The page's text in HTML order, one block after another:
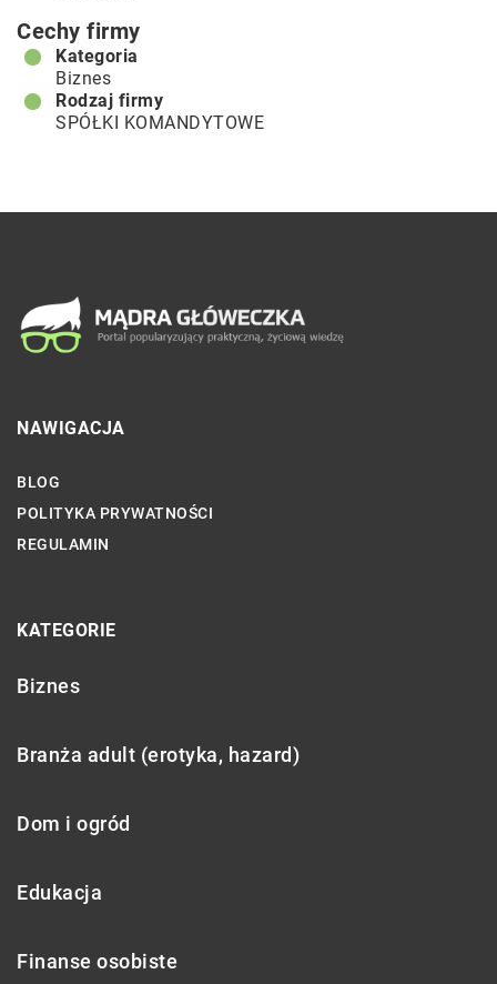
Cechy firmy
Kategoria
Biznes
Rodzaj firmy
SPÓŁKI KOMANDYTOWE
NAWIGACJA
BLOG
POLITYKA PRYWATNOŚCI
REGULAMIN
KATEGORIE
Biznes
Branża adult (erotyka, hazard)
Dom i ogród
Edukacja
Finanse osobiste